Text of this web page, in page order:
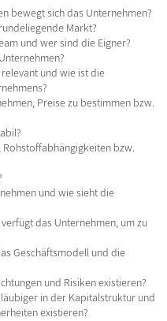
bewegt sich das Unternehmen?
Markt?
und wer sind die Eigner?
und wie ist die
Preise zu bestimmen bzw.
Rohstoffabhängigkeiten bzw.
und wie sieht die
das Unternehmen, um zu
Geschäftsmodell und die
und Risiken existieren?
in der Kapitalstruktur und
existieren?